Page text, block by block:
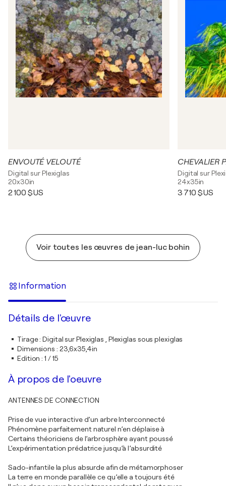
ENVOUTÉ VELOUTÉ
Digital sur Plexiglas
20x30in
2 100 $US
CHEVALIER
Digital sur
24x35in
3 710 $US
Voir toutes les œuvres de jean-luc bohin
Information
Détails de l'œuvre
Tirage:Digital sur Plexiglas , Plexiglas sous plexiglas
Dimensions : 23,6x35,4in
Edition :1 / 15
À propos de l'oeuvre
ANTENNES DE CONNECTION
Prise de vue interactive d’un arbre Interconnecté
Phénomène parfaitement naturel n’en déplaise à
Certains théoriciens de l’arbrosphère ayant poussé
L’expérimentation prédatrice jusqu’à l’absurdité
Sado-infantile la plus absurde afin de métamorphoser
La terre en monde parallèle ce qu’elle a toujours été